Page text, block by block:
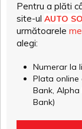
Pentru a plăti
site-ul AUTO
următoarele
alegi:
Numerar la
Plata online
Bank, Alpha
Bank)